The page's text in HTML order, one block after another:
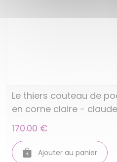
Le thiers couteau de
en corne claire -
170.00 €
Ajouter au panier